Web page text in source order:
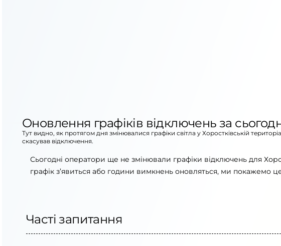
Оновлення графіків відключень за
Тут видно, як протягом дня змінювалися графіки світла у Хоростківській
скасував відключення.
Сьогодні оператори ще не змінювали графіки відключень для
графік з’явиться або години вимкнень оновляться, ми покажемо
Часті запитання